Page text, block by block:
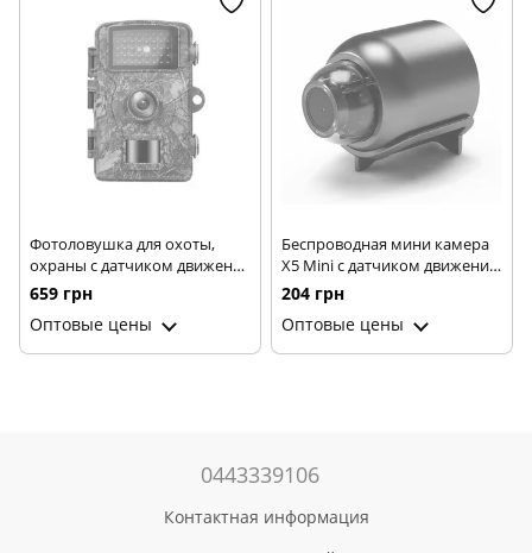
Фотоловушка для охоты,
охраны с датчиком движения
DL001 · Автоматический
видеорегистратор с защитой
IP66
659 грн
Оптовые цены
Беспроводная мини камера
X5 Mini с датчиком движения
• Мини камера IP
видеонаблюдения Wi-Fi
FullHD
204 грн
Оптовые цены
0443339106
Контактная информация